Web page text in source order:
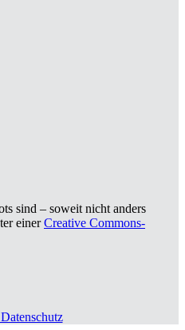
sind – soweit nicht anders
einerCreative Commons-